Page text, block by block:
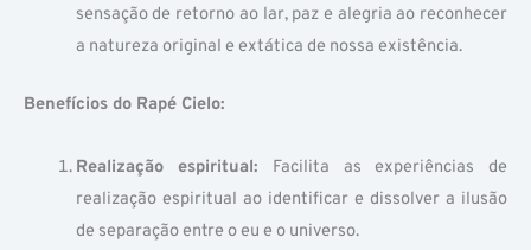
sensação de retorno ao lar, paz e alegria ao reconhecer
a natureza original e extática de nossa existência.
Benefícios do Rapé Cielo:
Realização espiritual: Facilita as experiências de
realização espiritual ao identificar e dissolver a ilusão
de separação entre o eu e o universo.